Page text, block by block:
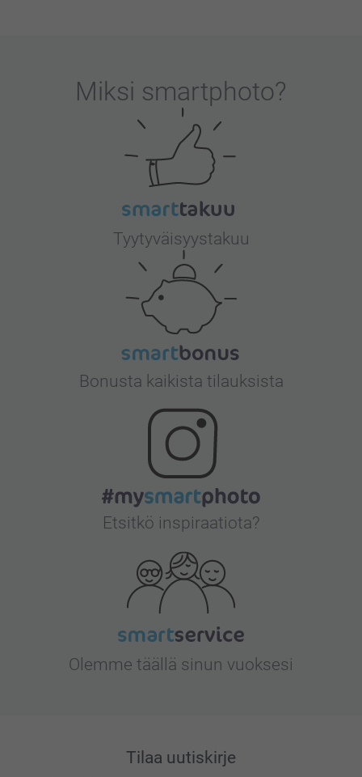
Miksi smartphoto?
Tyytyväisyystakuu
Bonusta kaikista tilauksista
Etsitkö inspiraatiota?
Olemme täällä sinun vuoksesi
Tilaa uutiskirje